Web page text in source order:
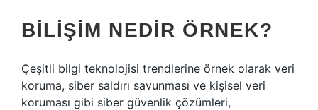
BILIŞIM NEDIR ÖRNEK?
Çeşitli bilgi teknolojisi trendlerine örnek olarak veri
koruma, siber saldırı savunması ve kişisel veri
koruması gibi siber güvenlik çözümleri,